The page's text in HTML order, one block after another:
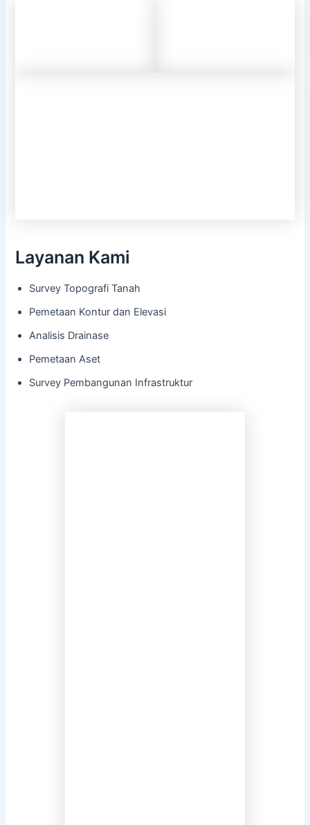
Layanan Kami
Survey Topografi Tanah
Pemetaan Kontur dan Elevasi
Analisis Drainase
Pemetaan Aset
Survey Pembangunan Infrastruktur